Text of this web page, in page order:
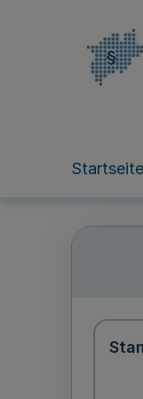
Startseite